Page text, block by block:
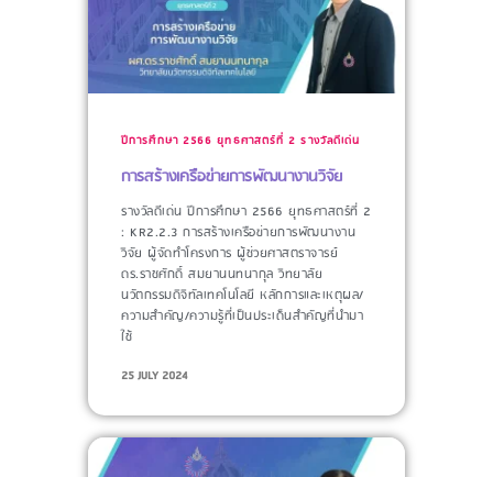
ปีการศึกษา 2566 ยุทธศาสตร์ที่ 2 รางวัลดีเด่น
การสร้างเครือข่ายการพัฒนางานวิจัย
รางวัลดีเด่น ปีการศึกษา 2566 ยุทธศาสตร์ที่ 2
: KR2.2.3 การสร้างเครือข่ายการพัฒนางาน
วิจัย ผู้จัดทำโครงการ​ ผู้ช่วยศาสตราจารย์
ดร.ราชศักดิ์ สมยานนทนากุล วิทยาลัย
นวัตกรรมดิจิทัลเทคโนโลยี หลักการและเหตุผล/
ความสำคัญ/ความรู้ที่เป็นประเด็นสำคัญที่นำมา
ใช้​
25 JULY 2024